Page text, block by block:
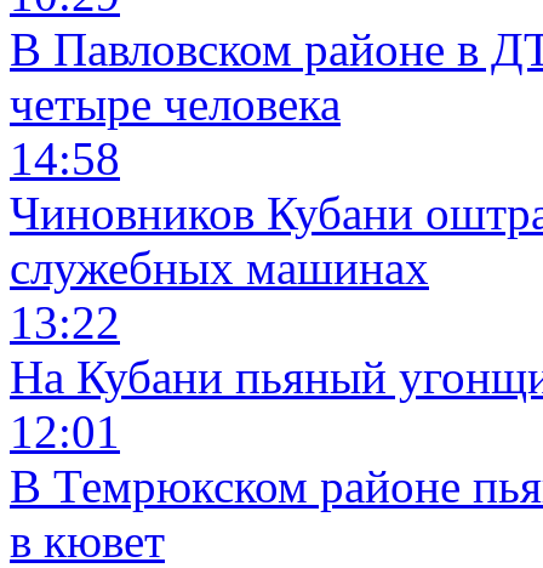
В Павловском районе в
четыре человека
14:58
Чиновников Кубани
служебных машинах
13:22
На Кубани пьяный
12:01
В Темрюкском районе
в кювет